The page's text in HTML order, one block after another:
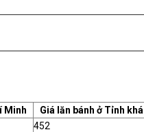
Minh
Giá lăn bánh ở Tỉnh
452